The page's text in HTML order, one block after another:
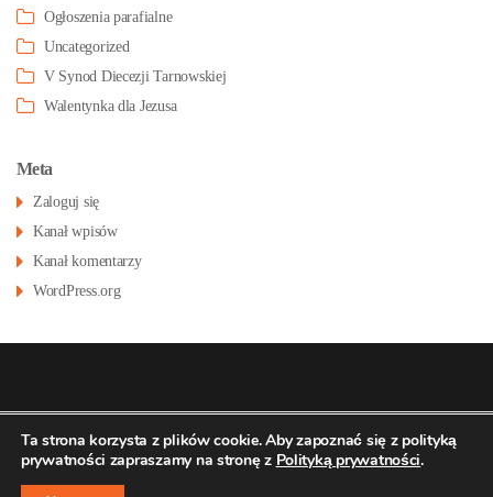
Ogłoszenia parafialne
Uncategorized
V Synod Diecezji Tarnowskiej
Walentynka dla Jezusa
Meta
Zaloguj się
Kanał wpisów
Kanał komentarzy
WordPress.org
© 2026Konatsu.pldlaParafia św Stanisława
BM w Pustkowie Osiedlu
Polityka
prywatności
Ta strona korzysta z plików cookie. Aby zapoznać się z polityką
prywatności zapraszamy na stronę z Polityką prywatności.